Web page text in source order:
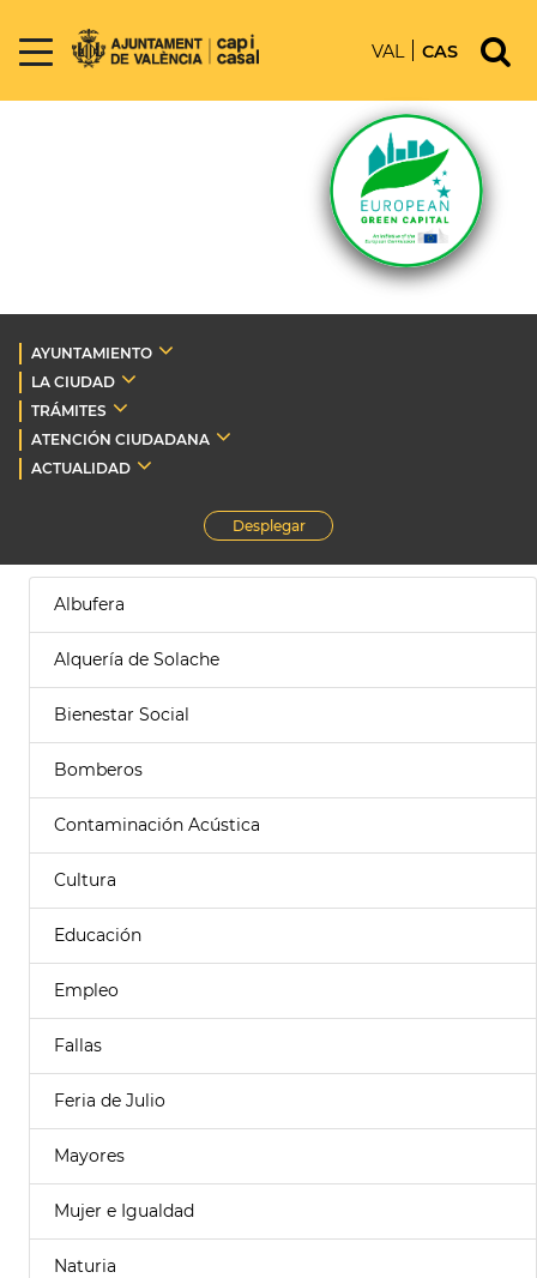
VAL CAS
AYUNTAMIENTO
LA CIUDAD
TRÁMITES
ATENCIÓN CIUDADANA
ACTUALIDAD
Desplegar
Albufera
Alquería de Solache
Bienestar Social
Bomberos
Contaminación Acústica
Cultura
Educación
Empleo
Fallas
Feria de Julio
Mayores
Mujer e Igualdad
Naturia